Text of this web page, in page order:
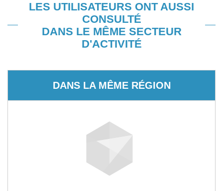
LES UTILISATEURS ONT AUSSI
CONSULTÉ
DANS LE MÊME SECTEUR
D'ACTIVITÉ
DANS LA MÊME RÉGION